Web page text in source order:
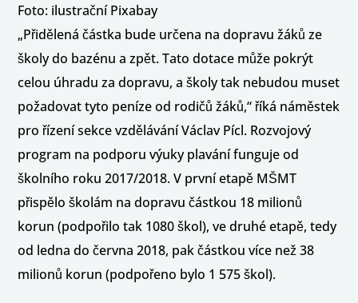
Foto: ilustrační Pixabay
„Přidělená částka bude určena na dopravu žáků ze
školy do bazénu a zpět. Tato dotace může pokrýt
celou úhradu za dopravu, a školy tak nebudou muset
požadovat tyto peníze od rodičů žáků,“ říká náměstek
pro řízení sekce vzdělávání Václav Pícl. Rozvojový
program na podporu výuky plavání funguje od
školního roku 2017/2018. V první etapě MŠMT
přispělo školám na dopravu částkou 18 milionů
korun (podpořilo tak 1080 škol), ve druhé etapě, tedy
od ledna do června 2018, pak částkou více než 38
milionů korun (podpořeno bylo 1 575 škol).